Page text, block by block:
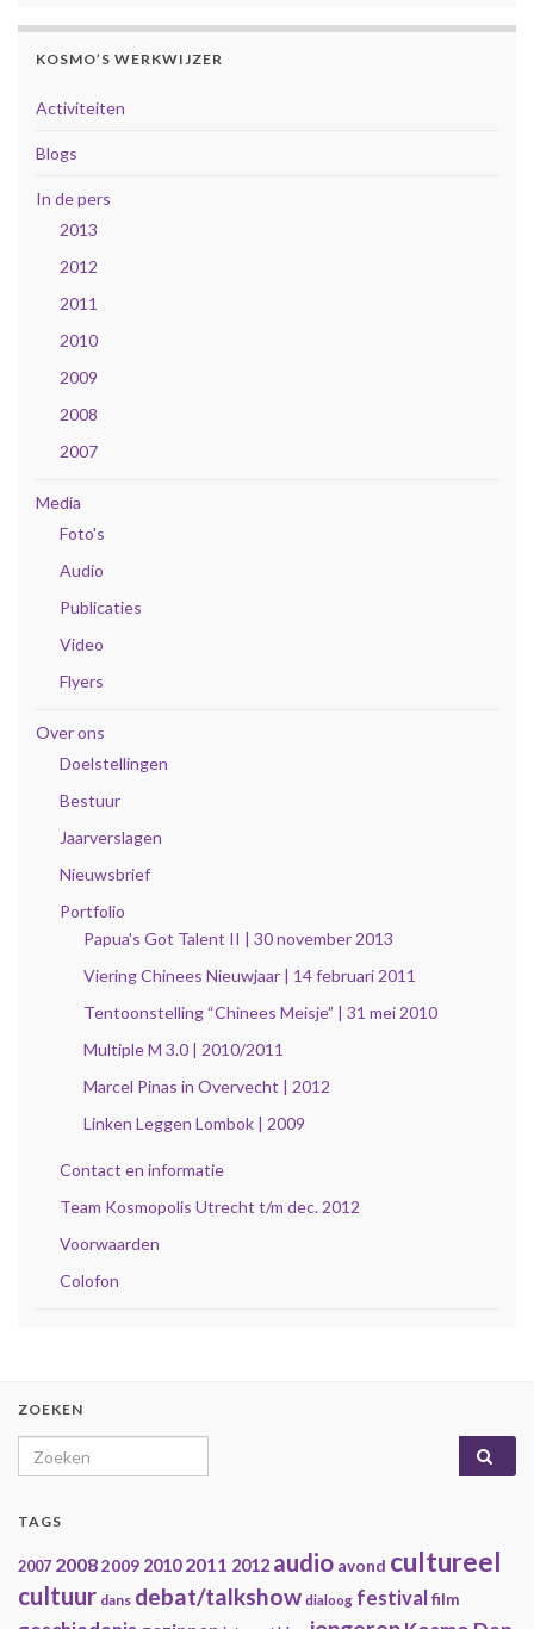
KOSMO’S WERKWIJZER
Activiteiten
Blogs
In de pers
2013
2012
2011
2010
2009
2008
2007
Media
Foto's
Audio
Publicaties
Video
Flyers
Over ons
Doelstellingen
Bestuur
Jaarverslagen
Nieuwsbrief
Portfolio
Papua's Got Talent II | 30 november 2013
Viering Chinees Nieuwjaar | 14 februari 2011
Tentoonstelling “Chinees Meisje” | 31 mei 2010
Multiple M 3.0 | 2010/2011
Marcel Pinas in Overvecht | 2012
Linken Leggen Lombok | 2009
Contact en informatie
Team Kosmopolis Utrecht t/m dec. 2012
Voorwaarden
Colofon
ZOEKEN
Search for:
TAGS
2007 20082009 2010 2011 2012 audio avond cultureel
cultuur dans debat/talkshow dialoog festival film